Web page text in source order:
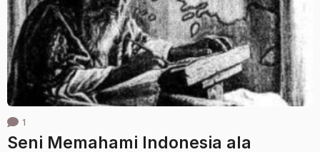
a
g
o
1
Seni Memahami Indonesia ala